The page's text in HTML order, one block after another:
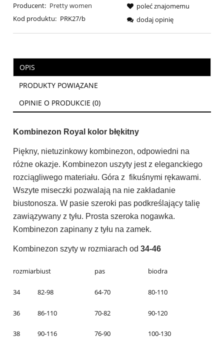
Producent: Pretty women
Kod produktu: PRK27/b
poleć znajomemu
dodaj opinię
OPIS
PRODUKTY POWIĄZANE
OPINIE O PRODUKCIE (0)
Kombinezon Royal kolor błękitny
Piękny, nietuzinkowy kombinezon, odpowiedni na
różne okazje. Kombinezon uszyty jest z eleganckiego
rozciągliwego materiału. Góra z fikuśnymi rękawami.
Wszyte miseczki pozwalają na nie zakładanie
biustonosza. W pasie szeroki pas podkreślający talię
zawiązywany z tyłu. Prosta szeroka nogawka.
Kombinezon zapinany z tyłu na zamek.
Kombinezon szyty w rozmiarach od 34-46
rozmiarbiust pas biodra
34 82-98 64-70 80-110
36 86-110 70-82 90-120
38 90-116 76-90 100-130